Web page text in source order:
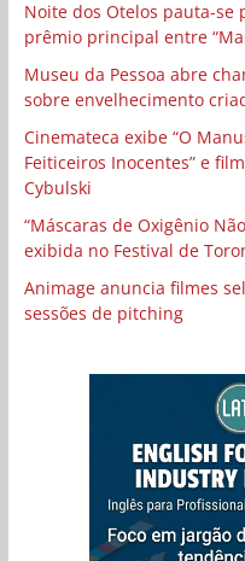
Noite dos Otelos pauta-
prêmio principal entre
Museu da Pessoa abre
sobre envelhecimento
Cinemateca exibe “O
Feiticeiros Inocentes” e
Cybulski
“Máscaras de Oxigênio
exibida no Festival de
Animage anuncia filmes
sessões de pitching